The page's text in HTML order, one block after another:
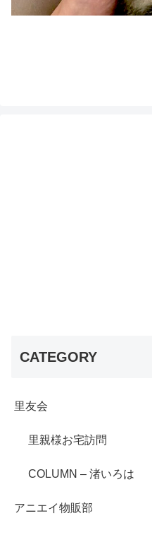
CATEGORY
里友会
里親様お宅訪問
COLUMN – 渚いろは
アニエイ物販部